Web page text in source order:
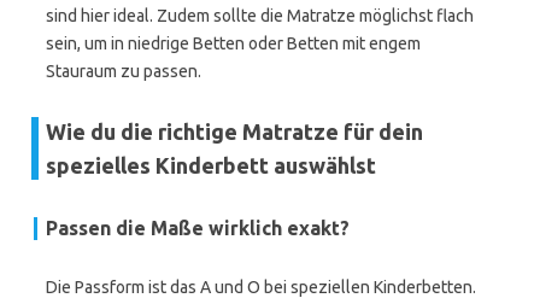
sind hier ideal. Zudem sollte die Matratze möglichst flach
sein, um in niedrige Betten oder Betten mit engem
Stauraum zu passen.
Wie du die richtige Matratze für dein
spezielles Kinderbett auswählst
Passen die Maße wirklich exakt?
Die Passform ist das A und O bei speziellen Kinderbetten.